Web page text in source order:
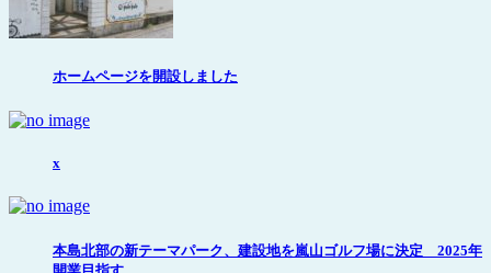
ホームページを開設しました
x
本島北部の新テーマパーク、建設地を嵐山ゴルフ場に決定 2025年